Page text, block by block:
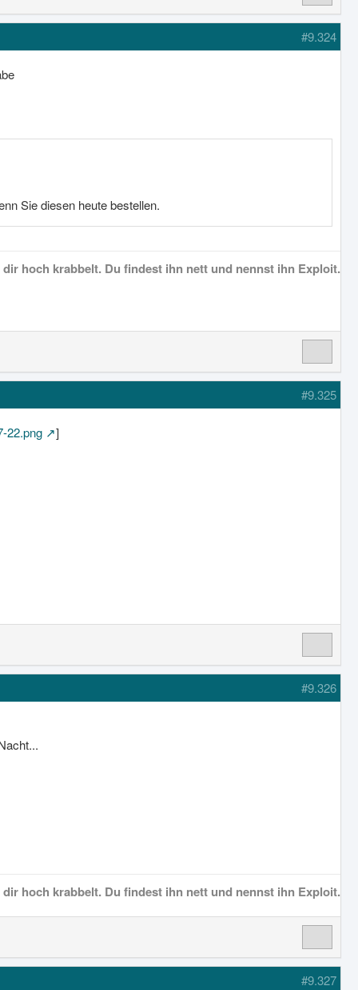
#9.324
Sie diesen heute bestellen.
hoch krabbelt. Du findest ihn nett und nennst ihn Exploit.
#9.325
22.png ]
#9.326
hoch krabbelt. Du findest ihn nett und nennst ihn Exploit.
#9.327